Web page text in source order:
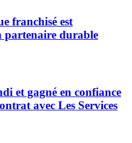
franchisé est
partenaire durable
et gagné en confiance
avec Les Services